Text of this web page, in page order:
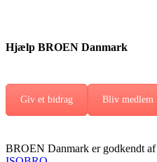
Hjælp BROEN Danmark
Giv et bidrag Bliv medlem
BROEN Danmark er godkendt af